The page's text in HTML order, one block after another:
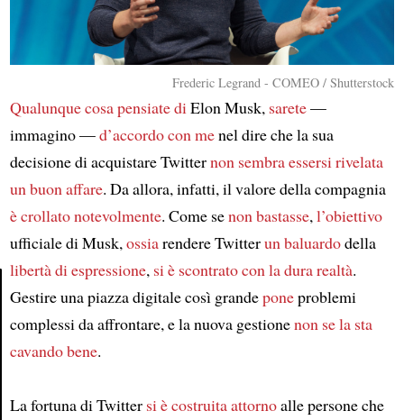
Article
Frederic Legrand - COMEO / Shutterstock
Qualunque cosa pensiate diElon Musk, sarete—
immagino —d’accordo con menel dire che la sua
decisione di acquistare Twitternon sembra essersi rivelata
un buon affare. Da allora, infatti, il valore della compagnia
è crollato notevolmente. Come senon bastasse,l’obiettivo
ufficiale di Musk,ossiarendere Twitterun baluardodella
libertà di espressione, si è scontrato conla dura realtà.
Gestire una piazza digitale così grandeponeproblemi
complessi da affrontare, e la nuova gestionenon se la sta
cavando bene.
La fortuna di Twitter si è costruita attornoalle persone che